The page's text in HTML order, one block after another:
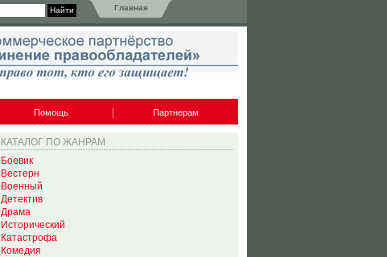
Главная
Помощь Партнерам
КАТАЛОГ ПО ЖАНРАМ
Боевик
Вестерн
Военный
Детектив
Драма
Исторический
Катастрофа
Комедия